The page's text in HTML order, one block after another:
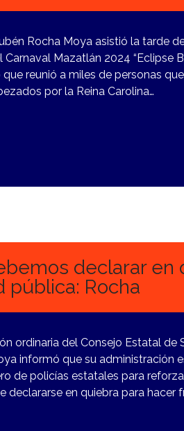
Rocha Moya asistió la tarde
Mazatlán 2024 “Eclipse
reunió a miles de personas
por la Reina Carolina…
declarar en
pública: Rocha
ordinaria del Consejo Estatal de
informó que su administración
de policías estatales para
declararse en quiebra para hacer